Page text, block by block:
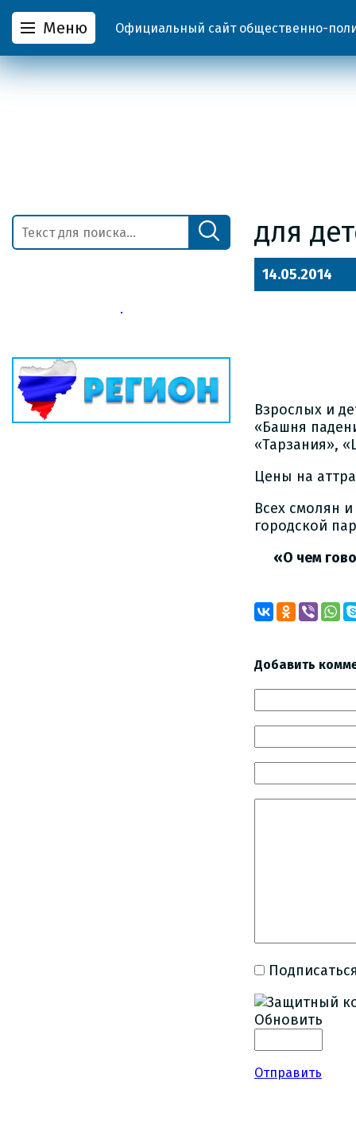
Меню Официальный сайт общественно-
для
14.05.2014
Взрослых и
«Башня
«Тарзания»,
Цены на
Всех смолян
городской
«О чем
Добавить
Обновить
Отправить